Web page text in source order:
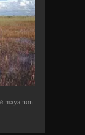
maya non